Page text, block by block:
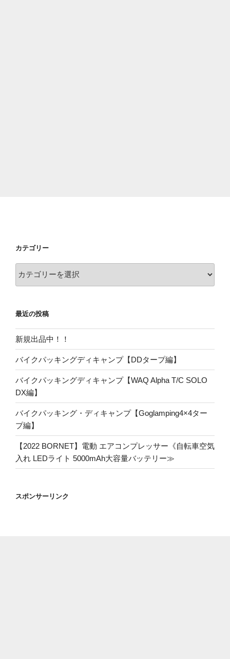
カテゴリー
ー
最近の投稿
新規出品中！！
バイクパッキングディキャンプ【DDタープ編】
バイクパッキングディキャンプ【WAQ Alpha T/C SOLO
DX編】
バイクパッキング・ディキャンプ【Goglamping4×4ター
プ編】
【2022 BORNET】電動 エアコンプレッサー《自転車空気
入れ LEDライト 5000mAh大容量バッテリー≫
スポンサーリンク